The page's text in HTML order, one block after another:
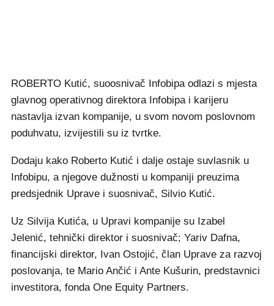
ROBERTO Kutić, suoosnivač Infobipa odlazi s mjesta
glavnog operativnog direktora Infobipa i karijeru
nastavlja izvan kompanije, u svom novom poslovnom
poduhvatu, izvijestili su iz tvrtke.
Dodaju kako Roberto Kutić i dalje ostaje suvlasnik u
Infobipu, a njegove dužnosti u kompaniji preuzima
predsjednik Uprave i suosnivač, Silvio Kutić.
Uz Silvija Kutića, u Upravi kompanije su Izabel
Jelenić, tehnički direktor i suosnivač; Yariv Dafna,
financijski direktor, Ivan Ostojić, član Uprave za razvoj
poslovanja, te Mario Ančić i Ante Kušurin, predstavnici
investitora, fonda One Equity Partners.